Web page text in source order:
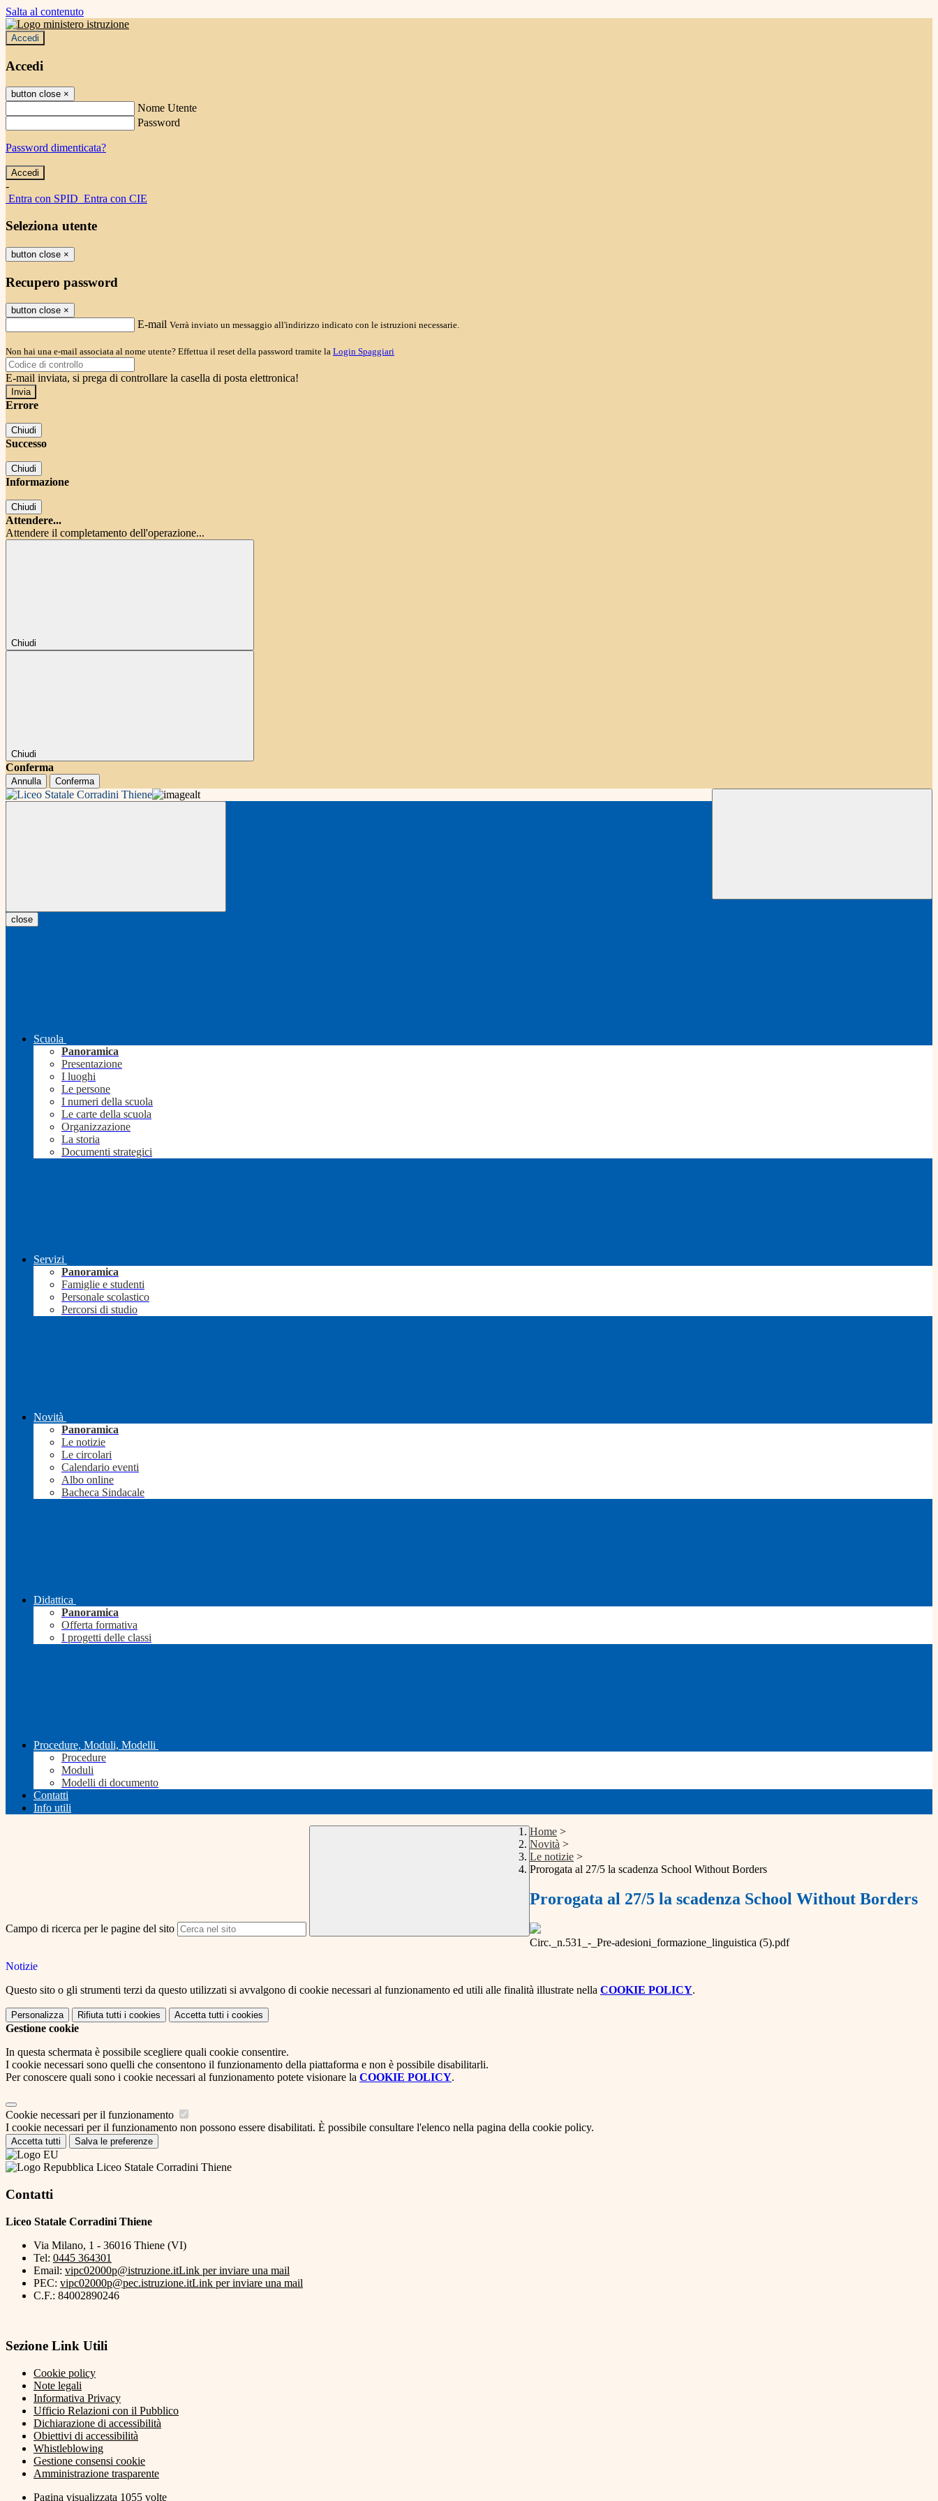
Salta al contenuto
Accedi
Accedi
button close ×
Nome Utente
Password
Password dimenticata?
-
Entra con SPID Entra con CIE
Seleziona utente
button close ×
Recupero password
button close ×
E-mail Verrà inviato un messaggio all'indirizzo indicato con le istruzioni necessarie.
Non hai una e-mail associata al nome utente? Effettua il reset della password tramite la Login Spaggiari
E-mail inviata, si prega di controllare la casella di posta elettronica!
Errore
Chiudi
Successo
Chiudi
Informazione
Chiudi
Attendere...
Attendere il completamento dell'operazione...
Chiudi
Chiudi
Conferma
Annulla Conferma
close
Scuola
Panoramica
Presentazione
I luoghi
Le persone
I numeri della scuola
Le carte della scuola
Organizzazione
La storia
Documenti strategici
Servizi
Panoramica
Famiglie e studenti
Personale scolastico
Percorsi di studio
Novità
Panoramica
Le notizie
Le circolari
Calendario eventi
Albo online
Bacheca Sindacale
Didattica
Panoramica
Offerta formativa
I progetti delle classi
Procedure, Moduli, Modelli
Procedure
Moduli
Modelli di documento
Contatti
Info utili
Campo di ricerca per le pagine del sito
Home >
Novità >
Le notizie >
Prorogata al 27/5 la scadenza School Without Borders
Prorogata al 27/5 la scadenza School Without Borders
Circ._n.531_-_Pre-adesioni_formazione_linguistica (5).pdf
Notizie
Questo sito o gli strumenti terzi da questo utilizzati si avvalgono di cookie necessari al funzionamento ed utili alle finalità illustrate nella COOKIE POLICY.
Personalizza Rifiuta tutti i cookies Accetta tutti i cookies
Gestione cookie
In questa schermata è possibile scegliere quali cookie consentire.
I cookie necessari sono quelli che consentono il funzionamento della piattaforma e non è possibile disabilitarli.
Per conoscere quali sono i cookie necessari al funzionamento potete visionare la COOKIE POLICY.
Cookie necessari per il funzionamento
I cookie necessari per il funzionamento non possono essere disabilitati. È possibile consultare l'elenco nella pagina della cookie policy.
Accetta tutti Salva le preferenze
Liceo Statale Corradini Thiene
Contatti
Liceo Statale Corradini Thiene
Via Milano, 1 - 36016 Thiene (VI)
Tel: 0445 364301
Email: vipc02000p@istruzione.itLink per inviare una mail
PEC: vipc02000p@pec.istruzione.itLink per inviare una mail
C.F.: 84002890246
Sezione Link Utili
Cookie policy
Note legali
Informativa Privacy
Ufficio Relazioni con il Pubblico
Dichiarazione di accessibilità
Obiettivi di accessibilità
Whistleblowing
Gestione consensi cookie
Amministrazione trasparente
Pagina visualizzata 1055 volte